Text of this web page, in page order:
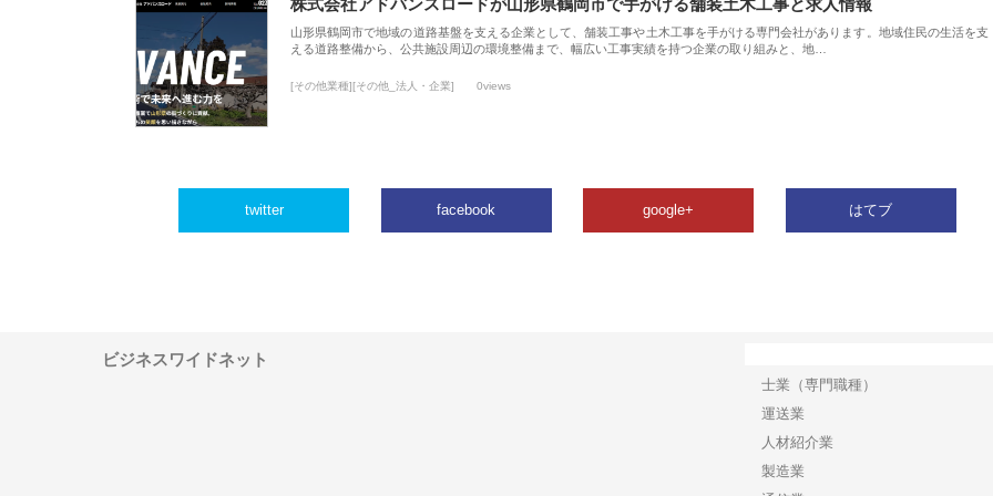
株式会社アドバンスロードが山形県鶴岡市で手がける舗装土木工事と求人情報
山形県鶴岡市で地域の道路基盤を支える企業として、舗装工事や土木工事を手がける専門会社があります。地域住民の生活を支
える道路整備から、公共施設周辺の環境整備まで、幅広い工事実績を持つ企業の取り組みと、地…
[その他業種][その他_法人・企業] 0views
twitter facebook google+ はてブ
ビジネスワイドネット
士業（専門職種）
運送業
人材紹介業
製造業